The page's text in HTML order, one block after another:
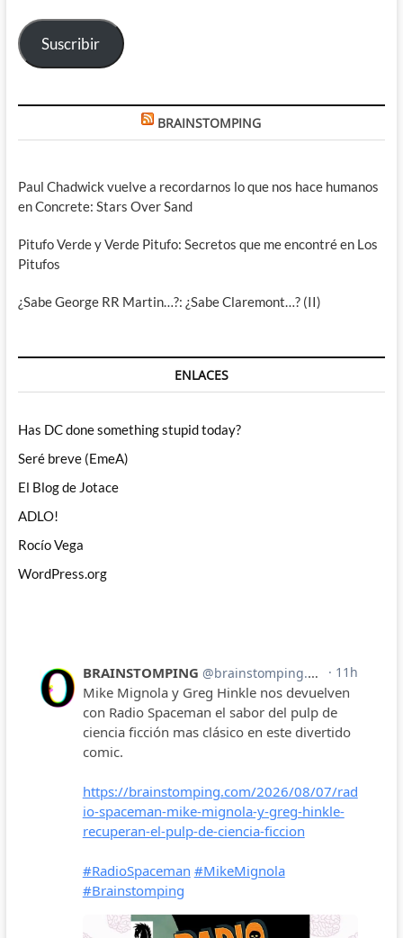
electrónico
Suscribir
BRAINSTOMPING
Paul Chadwick vuelve a recordarnos lo que nos hace humanos
en Concrete: Stars Over Sand
Pitufo Verde y Verde Pitufo: Secretos que me encontré en Los
Pitufos
¿Sabe George RR Martin…?: ¿Sabe Claremont…? (II)
ENLACES
Has DC done something stupid today?
Seré breve (EmeA)
El Blog de Jotace
ADLO!
Rocío Vega
WordPress.org